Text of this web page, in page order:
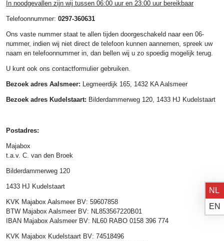
NL
EN
In noodgevallen zijn wij tussen 06:00 uur en 23:00 uur bereikbaar
Telefoonnummer:0297-360631
Ons vaste nummer staat te allen tijden doorgeschakeld naar een 06-
nummer, indien wij niet direct de telefoon kunnen aannemen, spreek uw
naam en telefoonnummer in, dan bellen wij u zo spoedig mogelijk terug.
U kunt ook ons contactformulier gebruiken.
Bezoek adres Aalsmeer: Legmeerdijk 165, 1432 KA Aalsmeer
Bezoek adres Kudelstaart: Bilderdammerweg 120, 1433 HJ Kudelstaart
Postadres:
Majabox
t.a.v. C. van den Broek
Bilderdammerweg 120
1433 HJ Kudelstaart
KVK Majabox Aalsmeer BV: 59607858
BTW Majabox Aalsmeer BV: NL853567220B01
IBAN Majabox Aalsmeer BV: NL60 RABO 0158 396 774
KVK Majabox Kudelstaart BV: 74518496